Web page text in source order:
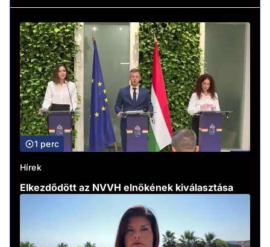
1 perc
Hírek
Elkezdődött az NVVH elnökének kiválasztása